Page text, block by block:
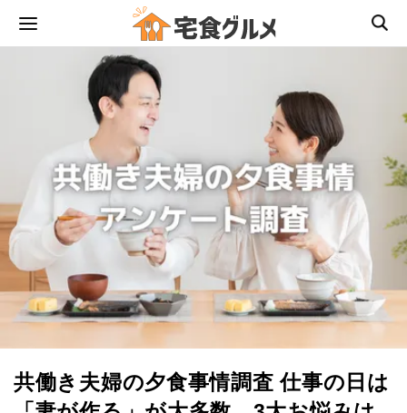
共働き夫婦の夕食事情調査 仕事の日は